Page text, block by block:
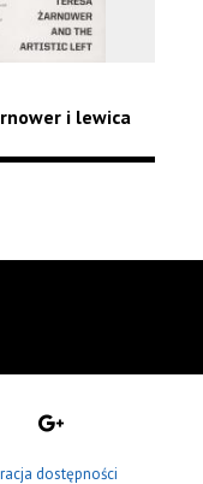
i lewica
dostępności